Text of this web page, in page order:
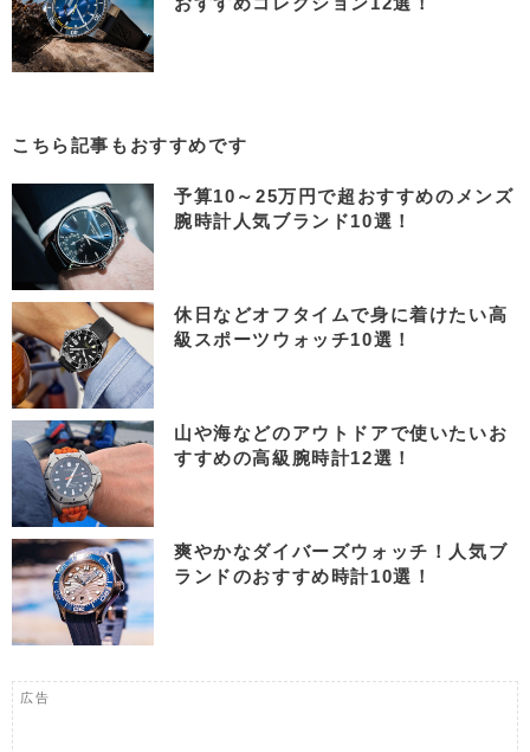
こちら記事もおすすめです
予算10～25万円で超おすすめのメンズ
腕時計人気ブランド10選！
休日などオフタイムで身に着けたい高
級スポーツウォッチ10選！
山や海などのアウトドアで使いたいお
すすめの高級腕時計12選！
爽やかなダイバーズウォッチ！人気ブ
ランドのおすすめ時計10選！
広告